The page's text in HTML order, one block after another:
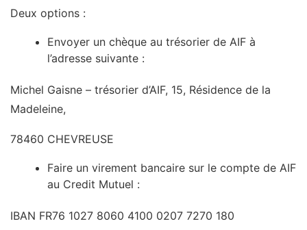
Deux options :
Envoyer un chèque au trésorier de AIF à
l’adresse suivante :
Michel Gaisne – trésorier d’AIF, 15, Résidence de la
Madeleine,
78460 CHEVREUSE
Faire un virement bancaire sur le compte de AIF
au Credit Mutuel :
IBAN FR76 1027 8060 4100 0207 7270 180